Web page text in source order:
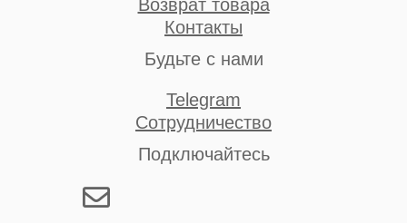
Возврат товара
Контакты
Будьте с нами
Telegram
Сотрудничество
Подключайтесь